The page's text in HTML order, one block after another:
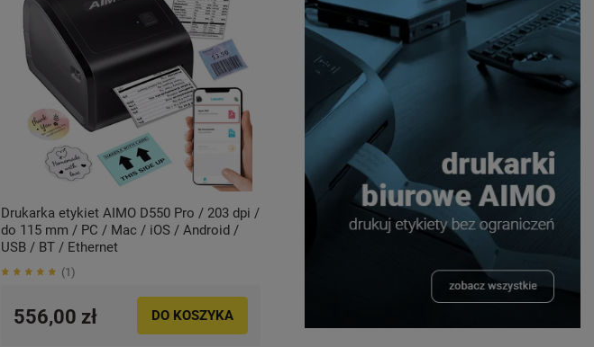
Drukarka etykiet AIMO D550 Pro / 203 dpi /
do 115 mm / PC / Mac / iOS / Android /
USB / BT / Ethernet
1
556,00 zł DO KOSZYKA
Drukarka etykiet AIMO 650 203 dpi / do 62
mm / PC / Mac / USB / BT